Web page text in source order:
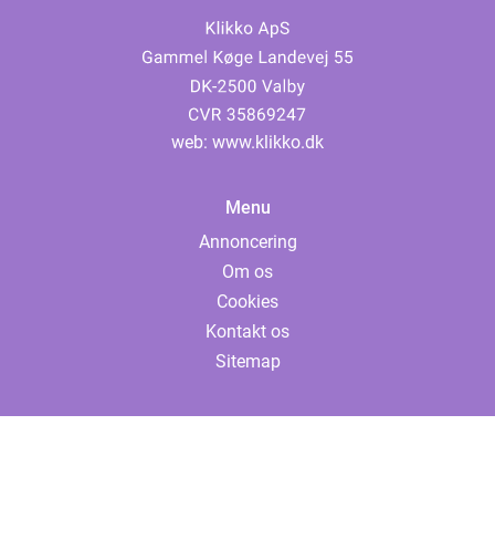
web: www.klikko.dk
Menu
Annoncering
Om os
Cookies
Kontakt os
Sitemap